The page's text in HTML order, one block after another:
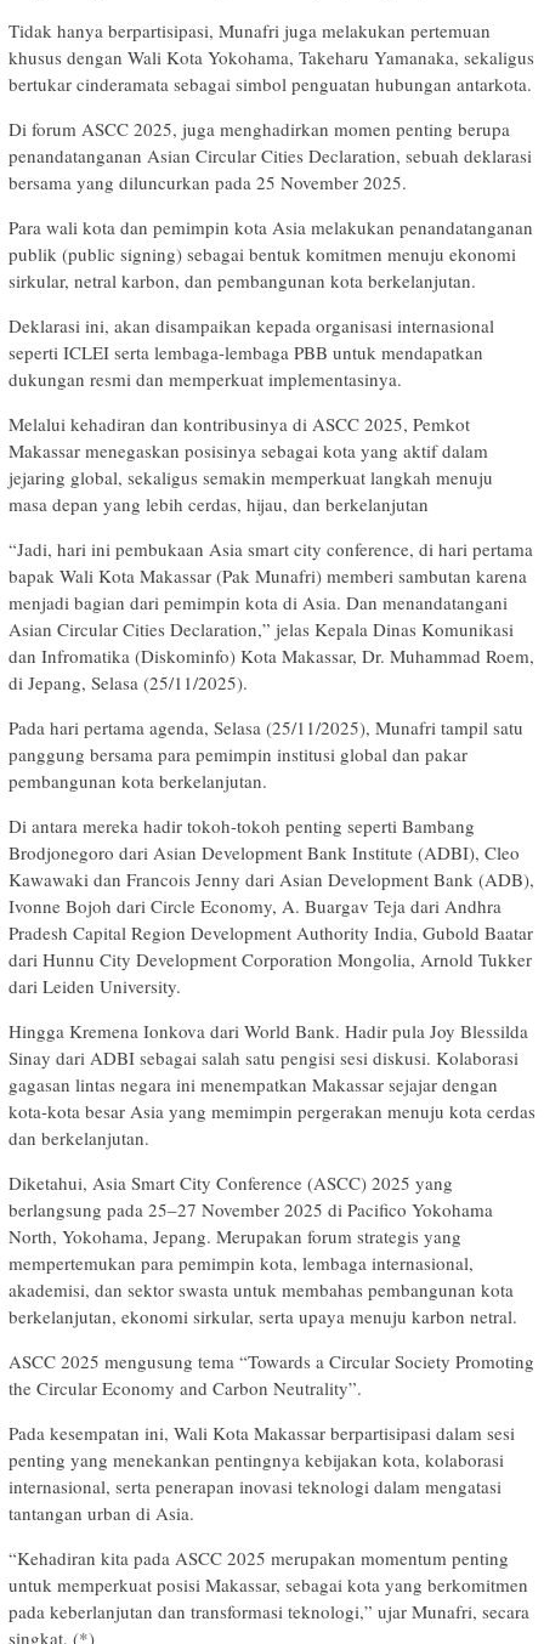
Tidak hanya berpartisipasi, Munafri juga melakukan pertemuan
khusus dengan Wali Kota Yokohama, Takeharu Yamanaka, sekaligus
bertukar cinderamata sebagai simbol penguatan hubungan antarkota.
Di forum ASCC 2025, juga menghadirkan momen penting berupa
penandatanganan Asian Circular Cities Declaration, sebuah deklarasi
bersama yang diluncurkan pada 25 November 2025.
Para wali kota dan pemimpin kota Asia melakukan penandatanganan
publik (public signing) sebagai bentuk komitmen menuju ekonomi
sirkular, netral karbon, dan pembangunan kota berkelanjutan.
Deklarasi ini, akan disampaikan kepada organisasi internasional
seperti ICLEI serta lembaga-lembaga PBB untuk mendapatkan
dukungan resmi dan memperkuat implementasinya.
Melalui kehadiran dan kontribusinya di ASCC 2025, Pemkot
Makassar menegaskan posisinya sebagai kota yang aktif dalam
jejaring global, sekaligus semakin memperkuat langkah menuju
masa depan yang lebih cerdas, hijau, dan berkelanjutan
“Jadi, hari ini pembukaan Asia smart city conference, di hari pertama
bapak Wali Kota Makassar (Pak Munafri) memberi sambutan karena
menjadi bagian dari pemimpin kota di Asia. Dan menandatangani
Asian Circular Cities Declaration,” jelas Kepala Dinas Komunikasi
dan Infromatika (Diskominfo) Kota Makassar, Dr. Muhammad Roem,
di Jepang, Selasa (25/11/2025).
Pada hari pertama agenda, Selasa (25/11/2025), Munafri tampil satu
panggung bersama para pemimpin institusi global dan pakar
pembangunan kota berkelanjutan.
Di antara mereka hadir tokoh-tokoh penting seperti Bambang
Brodjonegoro dari Asian Development Bank Institute (ADBI), Cleo
Kawawaki dan Francois Jenny dari Asian Development Bank (ADB),
Ivonne Bojoh dari Circle Economy, A. Buargav Teja dari Andhra
Pradesh Capital Region Development Authority India, Gubold Baatar
dari Hunnu City Development Corporation Mongolia, Arnold Tukker
dari Leiden University.
Hingga Kremena Ionkova dari World Bank. Hadir pula Joy Blessilda
Sinay dari ADBI sebagai salah satu pengisi sesi diskusi. Kolaborasi
gagasan lintas negara ini menempatkan Makassar sejajar dengan
kota-kota besar Asia yang memimpin pergerakan menuju kota cerdas
dan berkelanjutan.
Diketahui, Asia Smart City Conference (ASCC) 2025 yang
berlangsung pada 25–27 November 2025 di Pacifico Yokohama
North, Yokohama, Jepang. Merupakan forum strategis yang
mempertemukan para pemimpin kota, lembaga internasional,
akademisi, dan sektor swasta untuk membahas pembangunan kota
berkelanjutan, ekonomi sirkular, serta upaya menuju karbon netral.
ASCC 2025 mengusung tema “Towards a Circular Society Promoting
the Circular Economy and Carbon Neutrality”.
Pada kesempatan ini, Wali Kota Makassar berpartisipasi dalam sesi
penting yang menekankan pentingnya kebijakan kota, kolaborasi
internasional, serta penerapan inovasi teknologi dalam mengatasi
tantangan urban di Asia.
“Kehadiran kita pada ASCC 2025 merupakan momentum penting
untuk memperkuat posisi Makassar, sebagai kota yang berkomitmen
pada keberlanjutan dan transformasi teknologi,” ujar Munafri, secara
singkat. (*)